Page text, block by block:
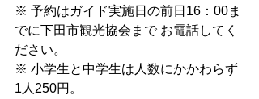
※ 予約はガイド実施日の前日16：00ま
でに下田市観光協会まで お電話してく
ださい。
※ 小学生と中学生は人数にかかわらず
1人250円。